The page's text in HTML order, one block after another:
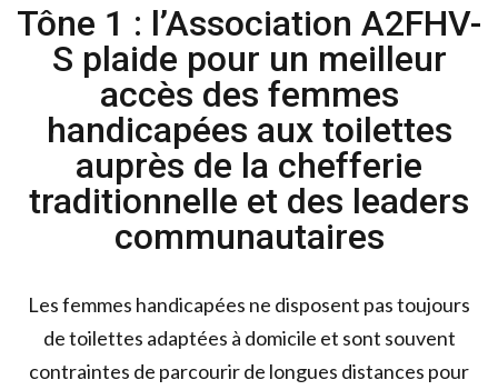
Tône 1 : l’Association A2FHV-
S plaide pour un meilleur
accès des femmes
handicapées aux toilettes
auprès de la chefferie
traditionnelle et des leaders
communautaires
Les femmes handicapées ne disposent pas toujours
de toilettes adaptées à domicile et sont souvent
contraintes de parcourir de longues distances pour